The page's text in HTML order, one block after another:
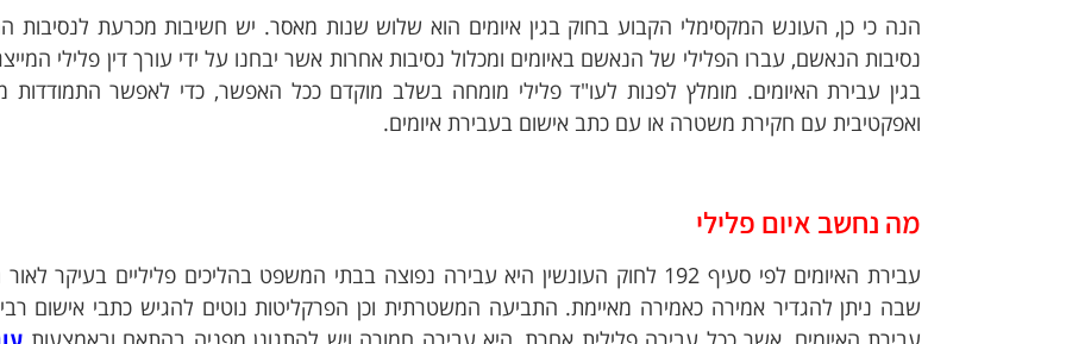
הנה כי כן, העונש המקסימלי הקבוע בחוק בגין איומים הוא שלוש שנות מאסר. יש חשיבות מכרעת לנסיבות
נסיבות הנאשם, עברו הפלילי של הנאשם באיומים ומכלול נסיבות אחרות אשר יבחנו על ידי עורך דין פלילי
בגין עבירת האיומים. מומלץ לפנות לעו"ד פלילי מומחה בשלב מוקדם ככל האפשר, כדי לאפשר התמודדות
ואפקטיבית עם חקירת משטרה או עם כתב אישום בעבירת איומים.
מה נחשב איום פלילי
עבירת האיומים לפי סעיף 192 לחוק העונשין היא עבירה נפוצה בבתי המשפט בהליכים פליליים בעיקר
שבה ניתן להגדיר אמירה כאמירה מאיימת. התביעה המשטרתית וכן הפרקליטות נוטים להגיש כתבי אישום